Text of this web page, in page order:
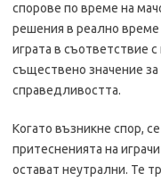
спорове по време на
решения в реално време
играта в съответствие
съществено значение
справедливостта.
Когато възникне спор,
притесненията на
остават неутрални. Те